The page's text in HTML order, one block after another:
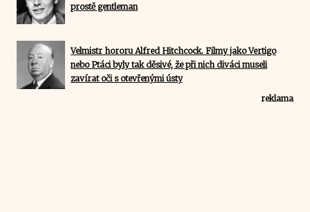
prostě gentleman
Velmistr hororu Alfred Hitchcock. Filmy jako Vertigo
nebo Ptáci byly tak děsivé, že při nich diváci museli
zavírat oči s otevřenými ústy
reklama